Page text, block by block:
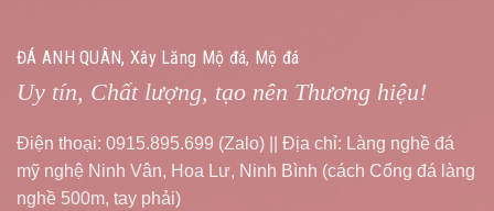
ĐÁ ANH QUÂN, Xây Lăng Mộ đá, Mộ đá
Uy tín, Chất lượng, tạo nên Thương hiệu!
Điện thoại: 0915.895.699 (Zalo) || Địa chỉ: Làng nghề đá
mỹ nghệ Ninh Vân, Hoa Lư, Ninh Bình (cách Cổng đá làng
nghề 500m, tay phải)